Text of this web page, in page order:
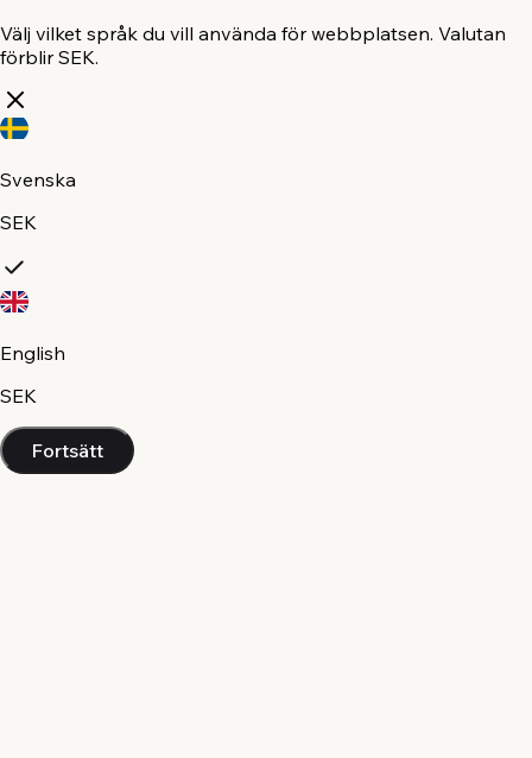
Välj vilket språk du vill använda för webbplatsen. Valutan
förblir SEK.
Svenska
SEK
English
SEK
Fortsätt